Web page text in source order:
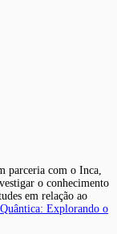
parceria com o Inca,
o conhecimento
em relação ao
Explorando o